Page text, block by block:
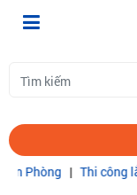
Thi công lắp đặt